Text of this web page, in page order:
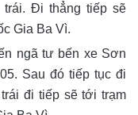
Đi thẳng tiếp sẽ
Gia Ba Vì.
ngã tư bến xe Sơn
Sau đó tiếp tục đi
đi tiếp sẽ tới trạm